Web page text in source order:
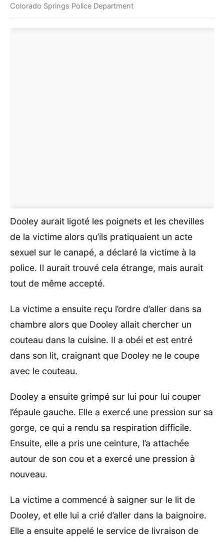
Colorado Springs Police Department
Dooley aurait ligoté les poignets et les chevilles
de la victime alors qu’ils pratiquaient un acte
sexuel sur le canapé, a déclaré la victime à la
police. Il aurait trouvé cela étrange, mais aurait
tout de même accepté.
La victime a ensuite reçu l’ordre d’aller dans sa
chambre alors que Dooley allait chercher un
couteau dans la cuisine. Il a obéi et est entré
dans son lit, craignant que Dooley ne le coupe
avec le couteau.
Dooley a ensuite grimpé sur lui pour lui couper
l’épaule gauche. Elle a exercé une pression sur sa
gorge, ce qui a rendu sa respiration difficile.
Ensuite, elle a pris une ceinture, l’a attachée
autour de son cou et a exercé une pression à
nouveau.
La victime a commencé à saigner sur le lit de
Dooley, et elle lui a crié d’aller dans la baignoire.
Elle a ensuite appelé le service de livraison de